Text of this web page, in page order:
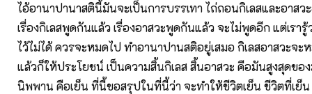
ไอ้อานาปานาสตินี้มันจะเป็นการบรรเทา ไถ่ถอนกิเลสและอาสว
เรื่องกิเลสพูดกันแล้ว เรื่องอาสวะพูดกันแล้ว จะไม่พูดอีก แต่เรารู้
ไว้ไม่ได้ ควรจะหมดไป ทำอานาปานสติอยู่เสมอ กิเลสอาสวะจะ
แล้วก็ให้ประโยชน์ เป็นความสิ้นกิเลส สิ้นอาสวะ คือมันสูงสุดขอ
นิพพาน คือเย็น ที่นี้ขอสรุปในที่นี้ว่า จะทำให้ชีวิตเย็น ชีวิตที่เย็น